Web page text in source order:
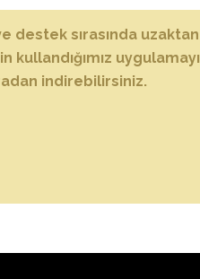
destek sırasında uzaktan
kullandığımız uygulamayı
indirebilirsiniz.